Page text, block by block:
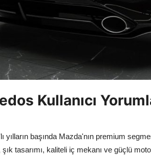
Kullanıcı
yılların başında Mazda'nın premium
tasarımı, kaliteli iç mekanı ve güçlü